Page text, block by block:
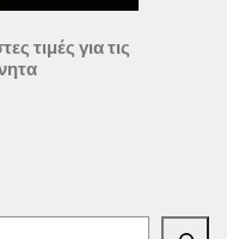
τιμές για τις